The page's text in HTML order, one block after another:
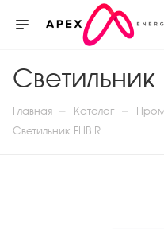
Светильник
Главная — Каталог —
Светильник FHB R